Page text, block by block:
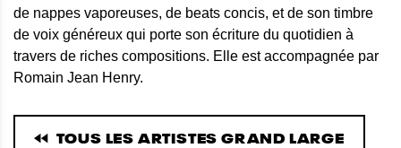
de nappes vaporeuses, de beats concis, et de son timbre
de voix généreux qui porte son écriture du quotidien à
travers de riches compositions. Elle est accompagnée par
Romain Jean Henry.
TOUS LES ARTISTES GRAND LARGE